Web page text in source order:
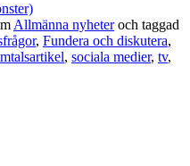
Allmänna nyheteroch taggad
, Fundera och diskutera,
, sociala medier, tv,